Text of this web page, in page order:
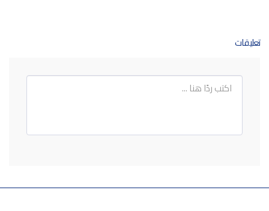
تعليقات